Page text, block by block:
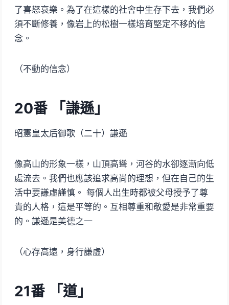
了喜怒哀樂。為了在這樣的社會中生存下去，我們必
須不斷修養，像岩上的松樹一樣培育堅定不移的信
念。
（不動的信念）
20番 「謙遜」
昭憲皇太后御歌（二十）謙遜
像高山的形象一樣，山頂高聳，河谷的水卻逐漸向低
處流去。我們也應該追求高尚的理想，但在自己的生
活中要謙虛謹慎。 每個人出生時都被父母授予了尊
貴的人格，這是平等的。互相尊重和敬愛是非常重要
的。謙遜是美德之一
（心存高遠，身行謙虛）
21番 「道」